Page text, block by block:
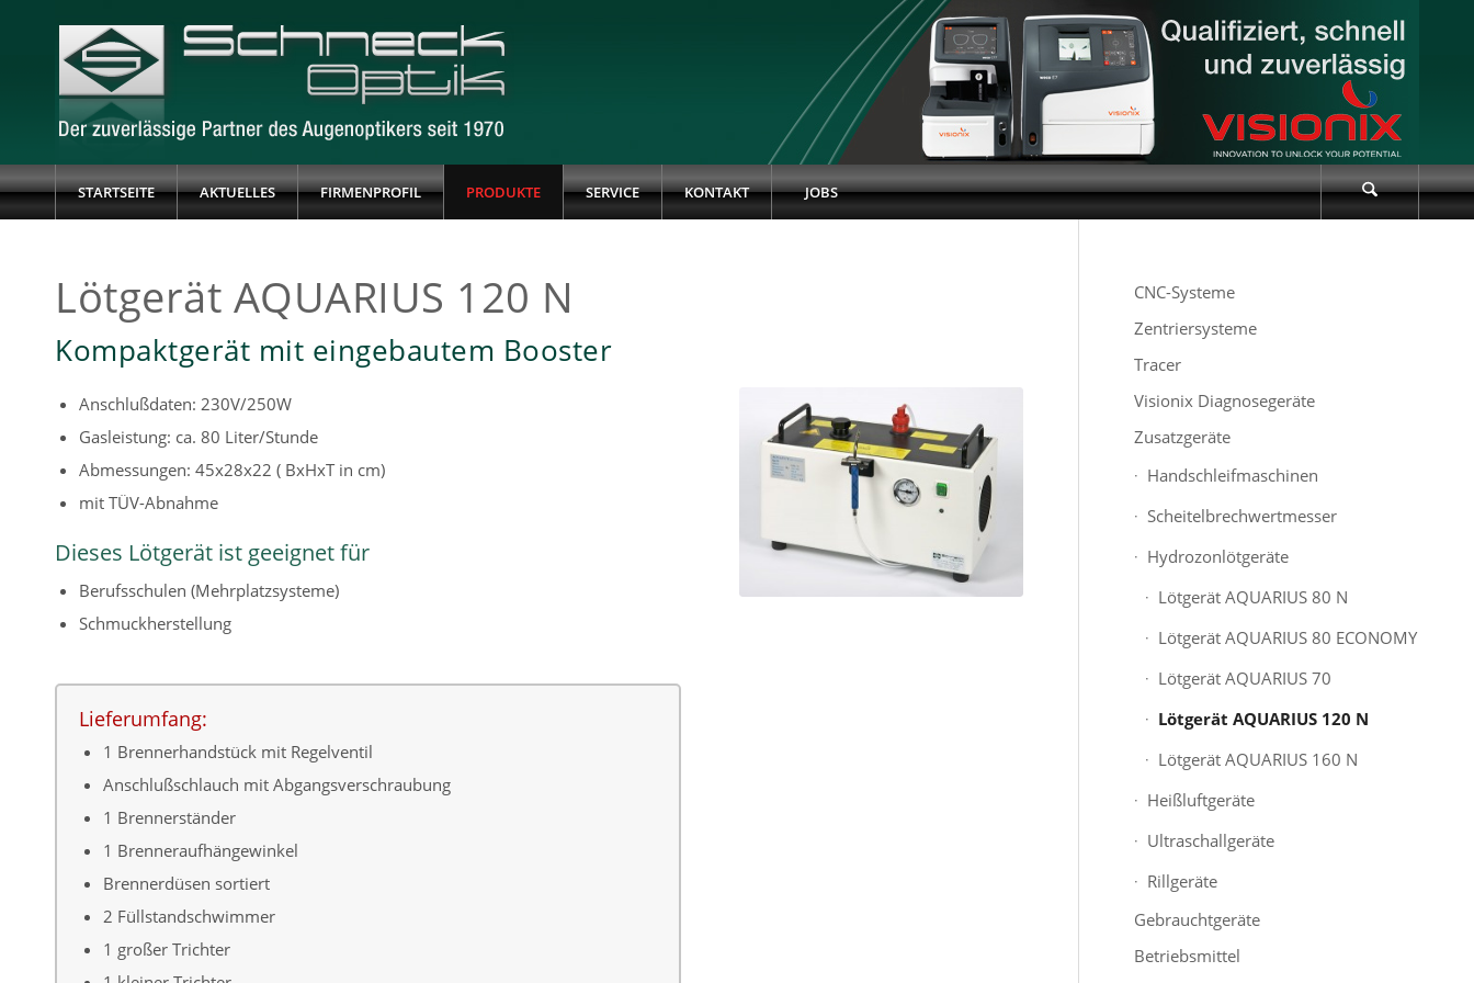
STARTSEITE AKTUELLES FIRMENPROFIL PRODUKTE SERVICE KONTAKT JOBS
Lötgerät AQUARIUS 120 N
Kompaktgerät mit eingebautem Booster
Anschlußdaten: 230V/250W
Gasleistung: ca. 80 Liter/Stunde
Abmessungen: 45x28x22 ( BxHxT in cm)
mit TÜV-Abnahme
Dieses Lötgerät ist geeignet für
Berufsschulen (Mehrplatzsysteme)
Schmuckherstellung
Lieferumfang:
1 Brennerhandstück mit Regelventil
Anschlußschlauch mit Abgangsverschraubung
1 Brennerständer
1 Brenneraufhängewinkel
Brennerdüsen sortiert
2 Füllstandschwimmer
1 großer Trichter
CNC-Systeme
Zentriersysteme
Tracer
Visionix Diagnosegeräte
Zusatzgeräte
Handschleifmaschinen
Scheitelbrechwertmesser
Hydrozonlötgeräte
Lötgerät AQUARIUS 80 N
Lötgerät AQUARIUS 80 ECONOMY
Lötgerät AQUARIUS 70
Lötgerät AQUARIUS 120 N
Lötgerät AQUARIUS 160 N
Heißluftgeräte
Ultraschallgeräte
Rillgeräte
Gebrauchtgeräte
Betriebsmittel